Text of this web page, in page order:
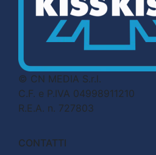
© CN MEDIA S.r.l.
C.F. e P.IVA 04998911210
R.E.A. n. 727803
CONTATTI